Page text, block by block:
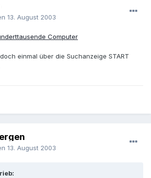
13. August 2003
Computer
einmal über die Suchanzeige START
13. August 2003